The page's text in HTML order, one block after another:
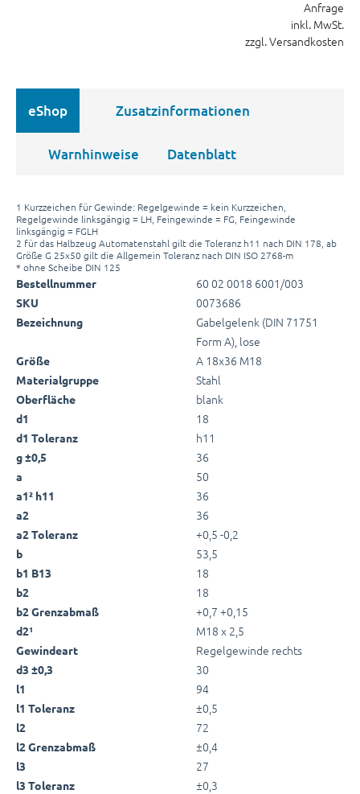
Anfrage
inkl. MwSt.
zzgl. Versandkosten
eShop Zusatzinformationen
Warnhinweise Datenblatt
1 Kurzzeichen für Gewinde: Regelgewinde = kein Kurzzeichen,
Regelgewinde linksgängig = LH, Feingewinde = FG, Feingewinde
linksgängig = FGLH
2 für das Halbzeug Automatenstahl gilt die Toleranz h11 nach DIN 178, ab
Größe G 25x50 gilt die Allgemein Toleranz nach DIN ISO 2768-m
* ohne Scheibe DIN 125
Bestellnummer 60 02 0018 6001/003
SKU 0073686
Bezeichnung
Gabelgelenk (DIN 71751
Form A), lose
Größe A 18x36 M18
Materialgruppe Stahl
Oberfläche blank
d1 18
d1 Toleranz h11
g ±0,5 36
a 50
a1² h11 36
a2 36
a2 Toleranz +0,5 -0,2
b 53,5
b1 B13 18
b2 18
b2 Grenzabmaß +0,7 +0,15
d2¹ M18 x 2,5
Gewindeart Regelgewinde rechts
d3 ±0,3 30
l1 94
l1 Toleranz ±0,5
l2 72
l2 Grenzabmaß ±0,4
l3 27
l3 Toleranz ±0,3